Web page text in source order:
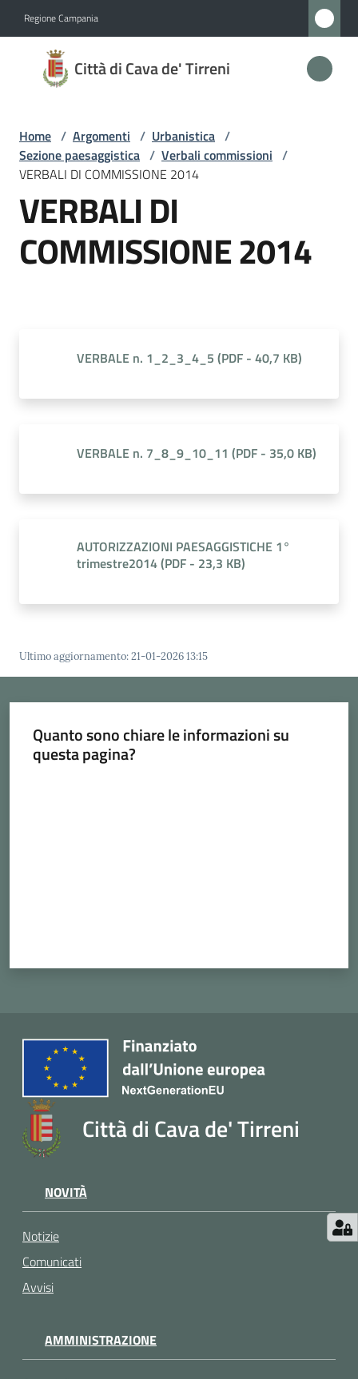
Regione Campania
Città di Cava de' Tirreni
Città
di
de'
Tirreni
Amministrazione
Novità
argomenti...
Menu selezionato
Home / Argomenti / Urbanistica /
Sezione paesaggistica / Verbali commissioni /
VERBALI DI COMMISSIONE 2014
VERBALI DI
COMMISSIONE 2014
VERBALE n. 1_2_3_4_5 (PDF - 40,7 KB)
VERBALE n. 7_8_9_10_11 (PDF - 35,0 KB)
AUTORIZZAZIONI PAESAGGISTICHE 1°
trimestre2014(PDF - 23,3 KB)
Ultimo aggiornamento:21-01-2026 13:15
Quanto sono chiare le informazioni su
questa pagina?
Città di Cava de' Tirreni
NOVITÀ
Notizie
Comunicati
Avvisi
AMMINISTRAZIONE